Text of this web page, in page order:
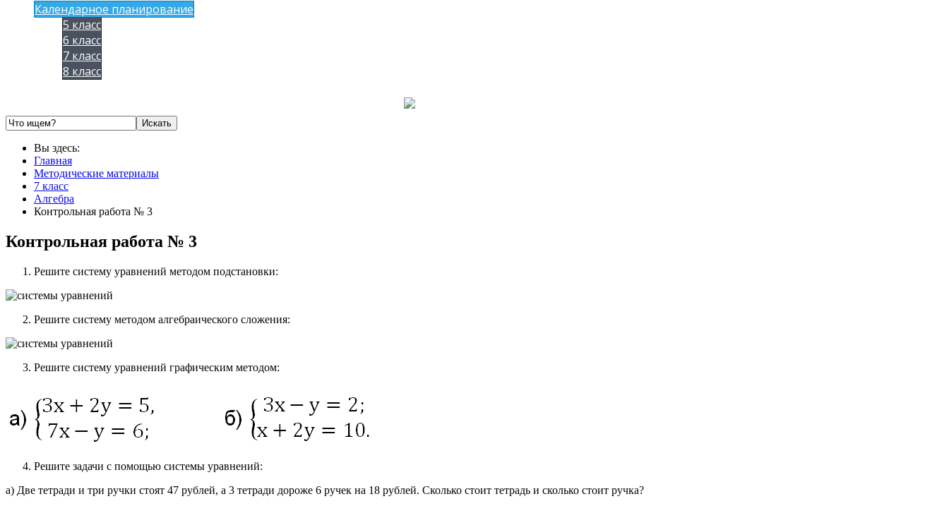
Календарное планирование
5 класс
6 класс
7 класс
8 класс
Вы здесь:
Главная
Методические материалы
7 класс
Алгебра
Контрольная работа № 3
Контрольная работа № 3
Решите систему уравнений методом подстановки:
Решите систему методом алгебраического сложения:
Решите систему уравнений графическим методом:
Решите задачи с помощью системы уравнений:
а) Две тетради и три ручки стоят 47 рублей, а 3 тетради дороже 6 ручек на 18 рублей. Сколько стоит тетрадь и сколько стоит ручка?